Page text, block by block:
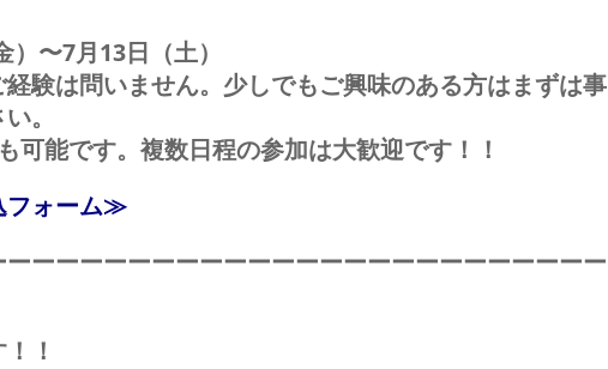
〜7月13日（土）
験は問いません。少しでもご興味のある方はまずは事
。
可能です。複数日程の参加は大歓迎です！！
フォーム≫
ーーーーーーーーーーーーーーーーーーーーーーーー
！